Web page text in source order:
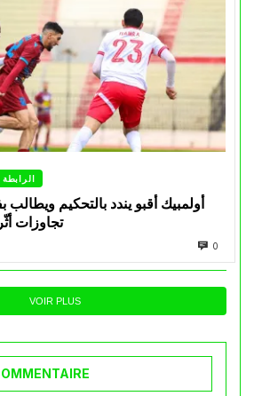
أولمبيك أقبو يندد بالتحكيم
تجاوزات
0
VOIR PLUS